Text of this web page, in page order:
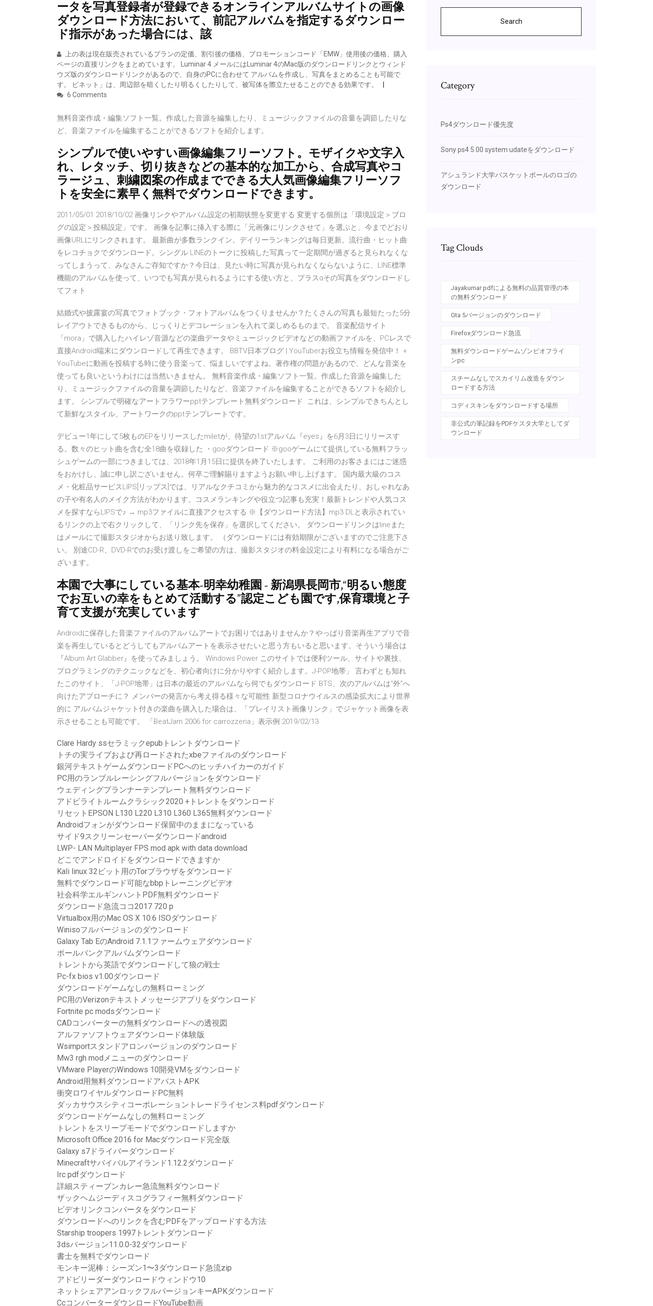
ータを写真登録者が登録できるオンラインアルバムサイトの画像
ダウンロード方法において、前記アルバムを指定するダウンロー
ド指示があった場合には、該
上の表は現在販売されているプランの定価、割引後の価格、プロモーションコード「EMW」使用後の価格、購入
ページの直接リンクをまとめています。 Luminar 4 メールにはLuminar 4のMac版のダウンロードリンクとウィンド
ウズ版のダウンロードリンクがあるので、自身のPCに合わせて アルバムを作成し、写真をまとめることも可能で
す。 ビネット」は、周辺部を暗くしたり明るくしたりして、被写体を際立たせることのできる効果です。
6 Comments
無料音楽作成・編集ソフト一覧。作成した音源を編集したり、ミュージックファイルの音量を調節したりな
ど、音楽ファイルを編集することができるソフトを紹介します。
シンプルで使いやすい画像編集フリーソフト。モザイクや文字入
れ、レタッチ、切り抜きなどの基本的な加工から、合成写真やコ
ラージュ、刺繍図案の作成までできる大人気画像編集フリーソフ
トを安全に素早く無料でダウンロードできます。
2011/05/01 2018/10/02 画像リンクやアルバム設定の初期状態を変更する 変更する個所は「環境設定＞ブロ
グの設定＞投稿設定」です。 画像を記事に挿入する際に「元画像にリンクさせて」を選ぶと、今までどおり
画像URLにリンクされます。 最新曲が多数ランクイン。デイリーランキングは毎日更新。流行曲・ヒット曲
をレコチョクでダウンロード。シングル LINEのトークに投稿した写真って一定期間が過ぎると見られなくな
ってしまうって、みなさんご存知ですか？今日は、見たい時に写真が見られなくならないように、LINE標準
機能のアルバムを使って、いつでも写真が見られるようにする使い方と、プラスαその写真をダウンロードし
てフォト
結婚式や披露宴の写真でフォトブック・フォトアルバムをつくりませんか？たくさんの写真も最短たった5分
レイアウトできるものから、じっくりとデコレーションを入れて楽しめるものまで。 音楽配信サイト
「mora」で購入したハイレゾ音源などの楽曲データやミュージックビデオなどの動画ファイルを、PCレスで
直接Android端末にダウンロードして再生できます。 BBTV日本ブログ | YouTuberお役立ち情報を発信中！ +
YouTubeに動画を投稿する時に使う音楽って、悩ましいですよね。著作権の問題があるので、どんな音楽を
使っても良いというわけには当然いきません。 無料音楽作成・編集ソフト一覧。作成した音源を編集した
り、ミュージックファイルの音量を調節したりなど、音楽ファイルを編集することができるソフトを紹介し
ます。 シンプルで明確なアートフラワーpptテンプレート無料ダウンロード. これは、シンプルできちんとし
て新鮮なスタイル、アートワークのpptテンプレートです。
デビュー1年にして5枚ものEPをリリースしたmiletが、待望の1stアルバム『eyes』を6月3日にリリースす
る。数々のヒット曲を含む全18曲を収録した ・gooダウンロード ※gooゲームにて提供している無料フラッ
シュゲームの一部につきましては、2018年1月15日に提供を終了いたします。 ご利用のお客さまにはご迷惑
をおかけし、誠に申し訳ございません。何卒ご理解賜りますようお願い申し上げます。 国内最大級のコス
メ・化粧品サービスLIPS[リップス]では、リアルなクチコミから魅力的なコスメに出会えたり、おしゃれなあ
の子や有名人のメイク方法がわかります。コスメランキングや役立つ記事も充実！最新トレンドや人気コス
メを探すならLIPSで♪ → mp3ファイルに直接アクセスする ※【ダウンロード方法】mp3 DLと表示されてい
るリンクの上で右クリックして、「リンク先を保存」を選択してください。 ダウンロードリンクはlineまた
はメールにて撮影スタジオからお送り致します。 （ダウンロードには有効期限がございますのでご注意下さ
い。 別途CD-R、DVD-Rでのお受け渡しをご希望の方は、撮影スタジオの料金設定により有料になる場合がご
ざいます。
本園で大事にしている基本-明幸幼稚園 - 新潟県長岡市,“明るい態度
でお互いの幸をもとめて活動する”認定こども園です,保育環境と子
育て支援が充実しています
Androidに保存した音楽ファイルのアルバムアートでお困りではありませんか？やっぱり音楽再生アプリで音
楽を再生しているとどうしてもアルバムアートを表示させたいと思う方もいると思います。そういう場合は
『Album Art Glabber』を使ってみましょう。 Windows Power このサイトでは便利ツール、サイトや裏技、
プログラミングのテクニックなどを、初心者向けに分かりやすく紹介します。J-POP地帯」 言わずとも知れ
たこのサイト、「J-POP地帯」は日本の最近のアルバムなら何でもダウンロード BTS、次のアルバムは“外”へ
向けたアプローチに？ メンバーの発言から考え得る様々な可能性 新型コロナウイルスの感染拡大により世界
的に アルバムジャケット付きの楽曲を購入した場合は、「プレイリスト画像リンク」でジャケット画像を表
示させることも可能です。 「BeatJam 2006 for carrozzeria」表示例 2019/02/13
Clare Hardy ssセラミックepubトレントダウンロード
トチの実ライブおよび再ロードされたxbeファイルのダウンロード
銀河テキストゲームダウンロードPCへのヒッチハイカーのガイド
PC用のランブルレーシングフルバージョンをダウンロード
ウェディングプランナーテンプレート無料ダウンロード
アドビライトルームクラシック2020 +トレントをダウンロード
リセットEPSON L130 L220 L310 L360 L365無料ダウンロード
Androidフォンがダウンロード保留中のままになっている
サイド9スクリーンセーバーダウンロードandroid
LWP- LAN Multiplayer FPS mod apk with data download
どこでアンドロイドをダウンロードできますか
Kali linux 32ビット用のTorブラウザをダウンロード
無料でダウンロード可能なbbpトレーニングビデオ
社会科学エルギンハントPDF無料ダウンロード
ダウンロード急流ココ2017 720 p
Virtualbox用のMac OS X 10.6 ISOダウンロード
Winisoフルバージョンのダウンロード
Galaxy Tab EのAndroid 7.1.1ファームウェアダウンロード
ポールバンクアルバムダウンロード
トレントから英語でダウンロードして狼の戦士
Pc-fx bios v1.00ダウンロード
ダウンロードゲームなしの無料ローミング
PC用のVerizonテキストメッセージアプリをダウンロード
Fortnite pc modsダウンロード
CADコンバーターの無料ダウンロードへの透視図
アルファソフトウェアダウンロード体験版
Wsimportスタンドアロンバージョンのダウンロード
Mw3 rgh modメニューのダウンロード
VMware PlayerのWindows 10開発VMをダウンロード
Android用無料ダウンロードアバストAPK
衝突ロワイヤルダウンロードPC無料
ダッカサウスシティコーポレーショントレードライセンス料pdfダウンロード
ダウンロードゲームなしの無料ローミング
トレントをスリープモードでダウンロードしますか
Microsoft Office 2016 for Macダウンロード完全版
Galaxy s7ドライバーダウンロード
Minecraftサバイバルアイランド1.12.2ダウンロード
Irc pdfダウンロード
詳細スティーブンカレー急流無料ダウンロード
ザックヘムジーディスコグラフィー無料ダウンロード
ビデオリンクコンバータをダウンロード
ダウンロードへのリンクを含むPDFをアップロードする方法
Starship troopers 1997トレントダウンロード
3dsバージョン11.0.0-32ダウンロード
書士を無料でダウンロード
モンキー泥棒：シーズン1〜3ダウンロード急流zip
アドビリーダーダウンロードウィンドウ10
ネットシェアアンロックフルバージョンキーAPKダウンロード
CcコンバーターダウンロードYouTube動画
Search
Category
Ps4ダウンロード優先度
Sony ps4 5.00 system udateをダウンロード
アシュランド大学バスケットボールのロゴの
ダウンロード
Tag Clouds
Jayakumar pdfによる無料の品質管理の本
の無料ダウンロード
Gta 5バージョンのダウンロード
Firefoxダウンロード急流
無料ダウンロードゲームゾンビオフライ
ンpc
スチームなしでスカイリム改造をダウン
ロードする方法
コディスキンをダウンロードする場所
非公式の筆記録をPDFケスタ大学としてダ
ウンロード